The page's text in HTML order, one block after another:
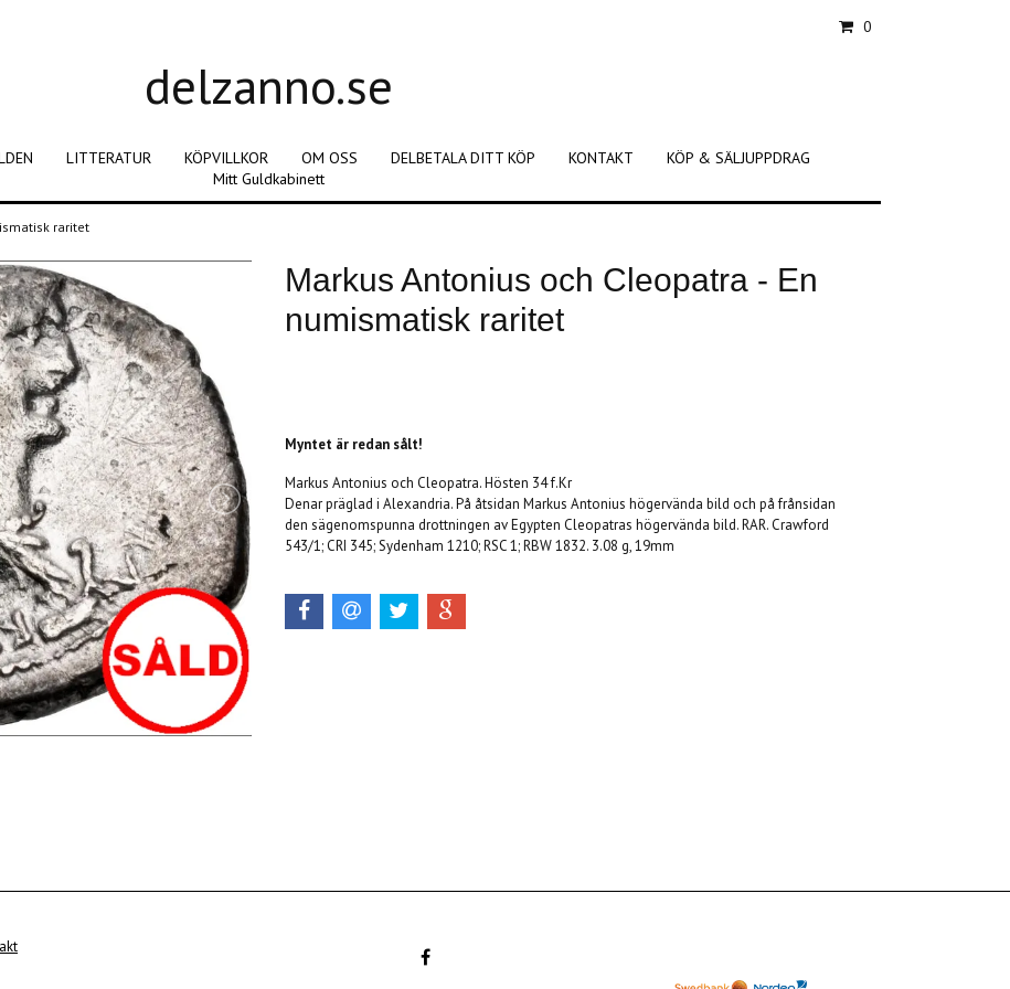
0
delzanno.se
LITTERATUR KÖPVILLKOR OM OSS DELBETALA DITT KÖP KONTAKT
KÖP & SÄLJUPPDRAG
Mitt Guldkabinett
raritet
Markus Antonius och Cleopatra - En
numismatisk raritet
Myntet är redan sålt!
Markus Antonius och Cleopatra. Hösten 34 f.Kr
Denar präglad i Alexandria. På åtsidan Markus Antonius högervända bild och på frånsidan
den sägenomspunna drottningen av Egypten Cleopatras högervända bild. RAR. Crawford
543/1; CRI 345; Sydenham 1210; RSC 1; RBW 1832. 3.08 g, 19mm